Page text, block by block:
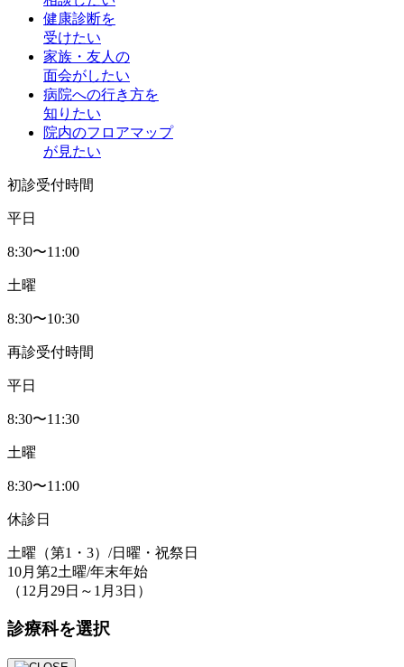
健康診断を
受けたい
家族・友人の
面会がしたい
病院への行き方を
知りたい
院内のフロアマップ
が見たい
初診受付時間
平日
8:30〜11:00
土曜
8:30〜10:30
再診受付時間
平日
8:30〜11:30
土曜
8:30〜11:00
休診日
土曜 （第1・3） /日曜・祝祭日
10月第2土曜/年末年始
（12月29日～1月3日）
診療科を選択